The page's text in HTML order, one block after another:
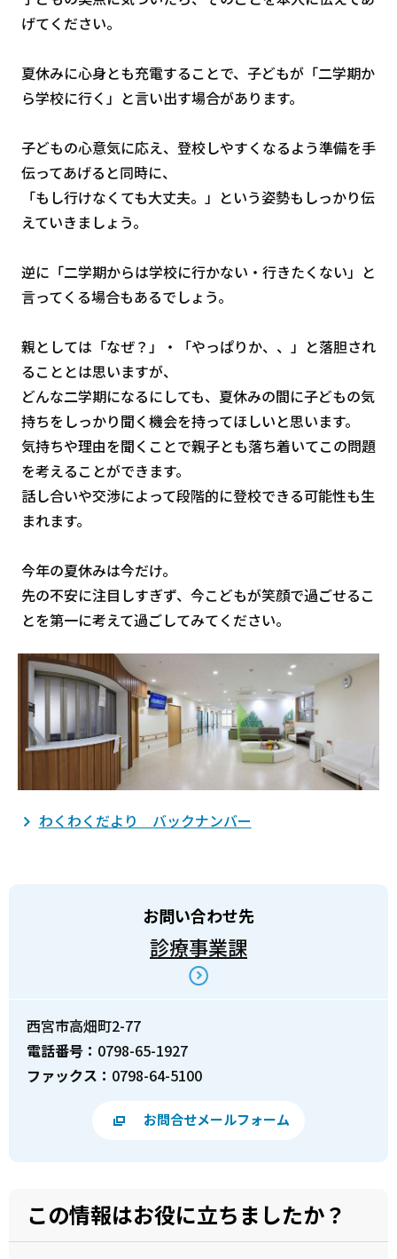
げてください。
夏休みに心身とも充電することで、子どもが「二学期か
ら学校に行く」と言い出す場合があります。
子どもの心意気に応え、登校しやすくなるよう準備を手
伝ってあげると同時に、
「もし行けなくても大丈夫。」という姿勢もしっかり伝
えていきましょう。
逆に「二学期からは学校に行かない・行きたくない」と
言ってくる場合もあるでしょう。
親としては「なぜ？」・「やっぱりか、、」と落胆され
ることとは思いますが、
どんな二学期になるにしても、夏休みの間に子どもの気
持ちをしっかり聞く機会を持ってほしいと思います。
気持ちや理由を聞くことで親子とも落ち着いてこの問題
を考えることができます。
話し合いや交渉によって段階的に登校できる可能性も生
まれます。
今年の夏休みは今だけ。
先の不安に注目しすぎず、今こどもが笑顔で過ごせるこ
とを第一に考えて過ごしてみてください。
わくわくだより バックナンバー
お問い合わせ先
診療事業課
西宮市高畑町2-77
電話番号： 0798-65-1927
ファックス： 0798-64-5100
お問合せメールフォーム
この情報はお役に立ちましたか？